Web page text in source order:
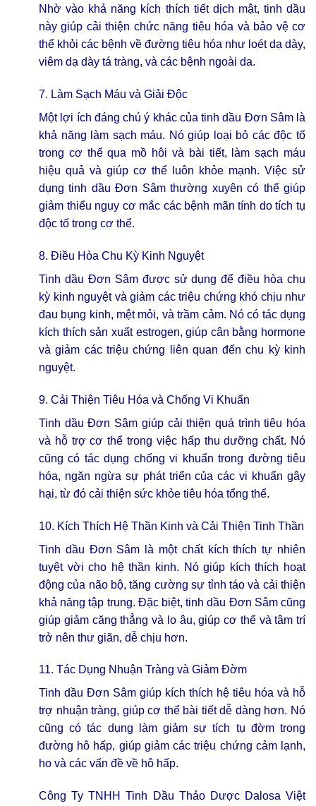
Nhờ vào khả năng kích thích tiết dịch mật, tinh dầu
này giúp cải thiện chức năng tiêu hóa và bảo vệ cơ
thể khỏi các bệnh về đường tiêu hóa như loét dạ dày,
viêm dạ dày tá tràng, và các bệnh ngoài da.
7. Làm Sạch Máu và Giải Độc
Một lợi ích đáng chú ý khác của tinh dầu Đơn Sâm là
khả năng làm sạch máu. Nó giúp loại bỏ các độc tố
trong cơ thể qua mồ hôi và bài tiết, làm sạch máu
hiệu quả và giúp cơ thể luôn khỏe mạnh. Việc sử
dụng tinh dầu Đơn Sâm thường xuyên có thể giúp
giảm thiểu nguy cơ mắc các bệnh mãn tính do tích tụ
độc tố trong cơ thể.
8. Điều Hòa Chu Kỳ Kinh Nguyệt
Tinh dầu Đơn Sâm được sử dụng để điều hòa chu
kỳ kinh nguyệt và giảm các triệu chứng khó chịu như
đau bụng kinh, mệt mỏi, và trầm cảm. Nó có tác dụng
kích thích sản xuất estrogen, giúp cân bằng hormone
và giảm các triệu chứng liên quan đến chu kỳ kinh
nguyệt.
9. Cải Thiện Tiêu Hóa và Chống Vi Khuẩn
Tinh dầu Đơn Sâm giúp cải thiện quá trình tiêu hóa
và hỗ trợ cơ thể trong việc hấp thu dưỡng chất. Nó
cũng có tác dụng chống vi khuẩn trong đường tiêu
hóa, ngăn ngừa sự phát triển của các vi khuẩn gây
hại, từ đó cải thiện sức khỏe tiêu hóa tổng thể.
10. Kích Thích Hệ Thần Kinh và Cải Thiện Tinh Thần
Tinh dầu Đơn Sâm là một chất kích thích tự nhiên
tuyệt vời cho hệ thần kinh. Nó giúp kích thích hoạt
động của não bộ, tăng cường sự tỉnh táo và cải thiện
khả năng tập trung. Đặc biệt, tinh dầu Đơn Sâm cũng
giúp giảm căng thẳng và lo âu, giúp cơ thể và tâm trí
trở nên thư giãn, dễ chịu hơn.
11. Tác Dụng Nhuận Tràng và Giảm Đờm
Tinh dầu Đơn Sâm giúp kích thích hệ tiêu hóa và hỗ
trợ nhuận tràng, giúp cơ thể bài tiết dễ dàng hơn. Nó
cũng có tác dụng làm giảm sự tích tụ đờm trong
đường hô hấp, giúp giảm các triệu chứng cảm lạnh,
ho và các vấn đề về hô hấp.
Công Ty TNHH Tinh Dầu Thảo Dược Dalosa Việt